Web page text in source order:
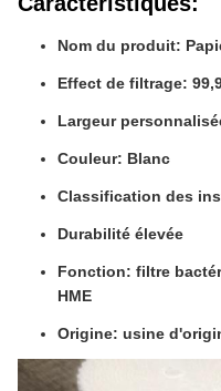
Nom du produit:
Effect de filtrage:
Largeur
Couleur: Blanc
Classification des
Durabilité élevée
Fonction: filtre
HME
Origine: usine